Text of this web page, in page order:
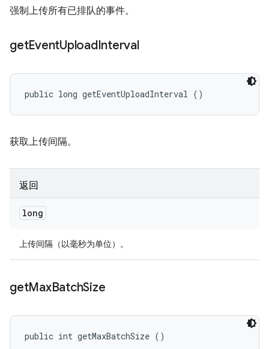
强制上传所有已排队的事件。
getEventUploadInterval
public long getEventUploadInterval ()
获取上传间隔。
返回
long
上传间隔（以毫秒为单位）。
getMaxBatchSize
public int getMaxBatchSize ()